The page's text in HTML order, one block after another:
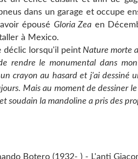
dans un garage et occupe
épousé Gloria Zea en
à Mexico.
lorsqu'il peint Nature morte
rendre le monumental dans
crayon au hasard et j'ai dessiné
Mais au moment de dessiner
soudain la mandoline a pris des